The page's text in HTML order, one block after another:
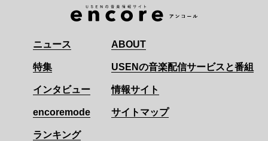
ニュース
特集
インタビュー
encoremode
ランキング
ABOUT
USENの音楽配信サービスと番組
情報サイト
サイトマップ